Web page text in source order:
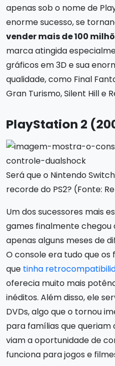
apenas sob o nome de
enorme sucesso, se
vender mais de 100
marca atingida
gráficos em 3D e sua
qualidade, como Final
Gran Turismo, Silent Hill e
PlayStation 2
Será que o Nintendo
recorde do PS2? (Fonte:
Um dos sucessores mais
games finalmente chegou
apenas alguns meses de
O console era tudo que
que tinha
oferecia muito mais
inéditos. Além disso, ele
DVDs, algo que o tornou
para famílias que queriam
viam a oportunidade de
funciona para jogos e